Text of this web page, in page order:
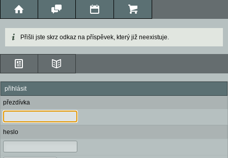
Přišli jste skrz odkaz na příspěvek, který již neexistuje.
přihlásit
přezdívka
heslo